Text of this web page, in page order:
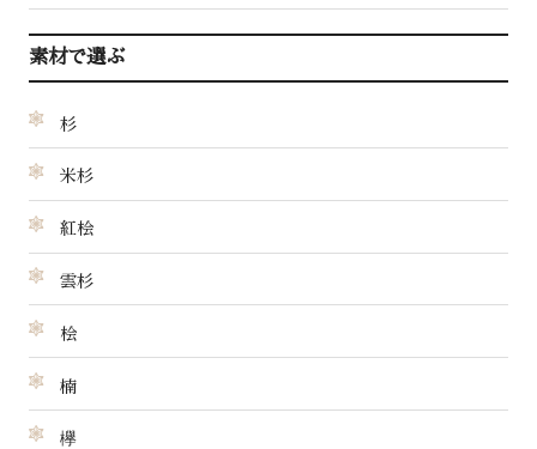
素材で選ぶ
杉
米杉
紅桧
雲杉
桧
楠
欅